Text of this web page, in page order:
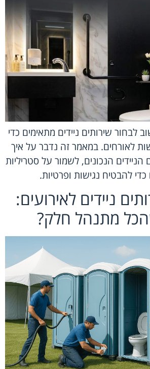
לבחור שירותים ניידים מתאימים כדי
לאורחים. במאמר זה נדבר על איך
הנכונים, לשמור על סטריליות
כדי להבטיח נגישות ופרטיות.
ניידים לאירועים:
מתנהל חלק?